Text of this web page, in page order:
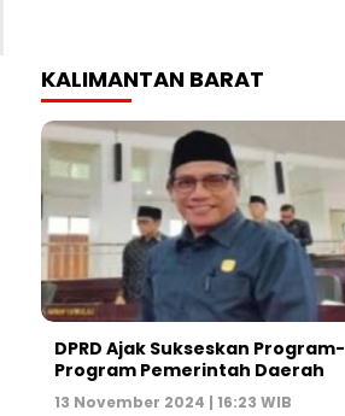
KALIMANTAN BARAT
DPRD Ajak Sukseskan Program-
Program Pemerintah Daerah
13 November 2024 | 16:23 WIB